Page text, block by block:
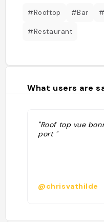
#Rooftop #Bar
#Restaurant
What users are
"Roof top vue
port "
@chrisvathilde